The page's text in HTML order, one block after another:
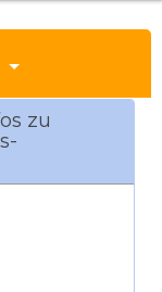
zu